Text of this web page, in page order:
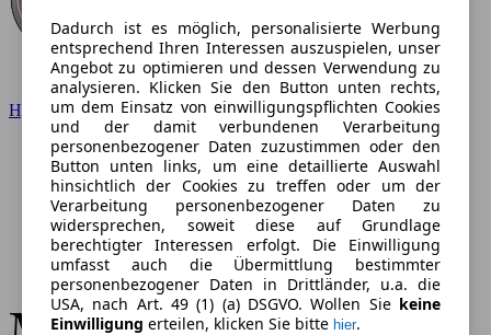
Hyundai
Dadurch ist es möglich, personalisierte Werbung
entsprechend Ihren Interessen auszuspielen, unser
Angebot zu optimieren und dessen Verwendung zu
analysieren. Klicken Sie den Button unten rechts,
um dem Einsatz von einwilligungspflichten Cookies
und der damit verbundenen Verarbeitung
personenbezogener Daten zuzustimmen oder den
Button unten links, um eine detaillierte Auswahl
hinsichtlich der Cookies zu treffen oder um der
Verarbeitung personenbezogener Daten zu
widersprechen, soweit diese auf Grundlage
berechtigter Interessen erfolgt. Die Einwilligung
umfasst auch die Übermittlung bestimmter
personenbezogener Daten in Drittländer, u.a. die
USA, nach Art. 49 (1) (a) DSGVO. Wollen Sie keine
Einwilligung erteilen, klicken Sie bitte hier.